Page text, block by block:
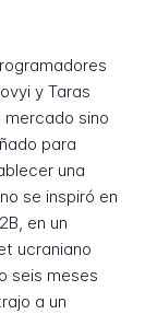
y Taras
mercado sino
para
una
se inspiró en
en un
ucraniano
seis meses
a un